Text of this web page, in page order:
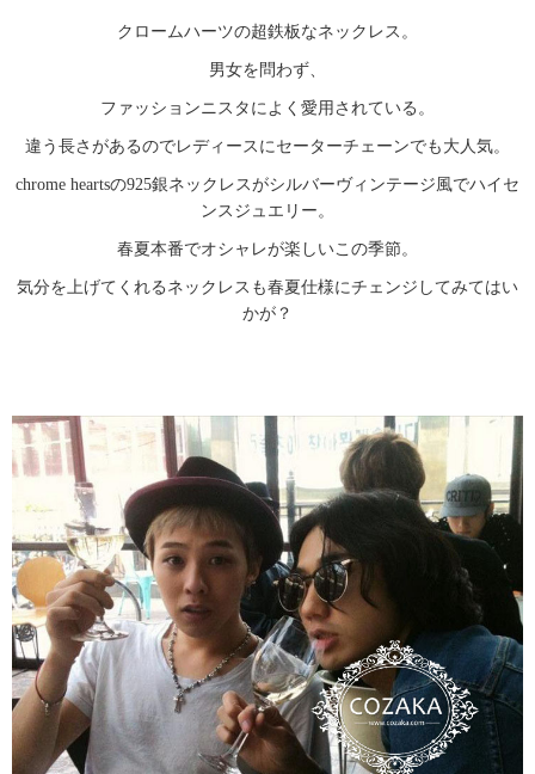
クロームハーツの超鉄板なネックレス。
男女を問わず、
ファッションニスタによく愛用されている。
違う長さがあるのでレディースにセーターチェーンでも大人気。
chrome heartsの925銀ネックレスがシルバーヴィンテージ風でハイセ
ンスジュエリー。
春夏本番でオシャレが楽しいこの季節。
気分を上げてくれるネックレスも春夏仕様にチェンジしてみてはい
かが？